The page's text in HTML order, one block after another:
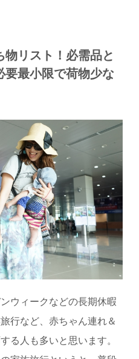
リスト！必需品と
要最小限で荷物少な
ウィークなどの長期休暇
行など、赤ちゃん連れ＆
る人も多いと思います。